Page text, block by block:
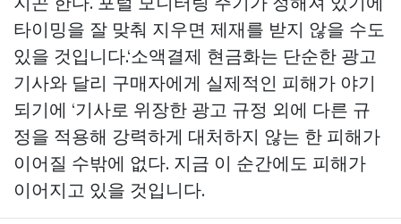
타이밍을 잘 맞춰 지우면 제재를 받지 않을 수도
있을 것입니다.‘소액결제 현금화는 단순한 광고
기사와 달리 구매자에게 실제적인 피해가 야기
되기에 ‘기사로 위장한 광고 규정 외에 다른 규
정을 적용해 강력하게 대처하지 않는 한 피해가
이어질 수밖에 없다. 지금 이 순간에도 피해가
이어지고 있을 것입니다.